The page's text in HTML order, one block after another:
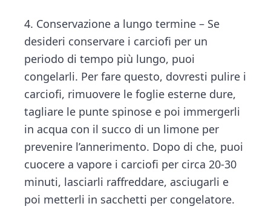
4. Conservazione a lungo termine – Se
desideri conservare i carciofi per un
periodo di tempo più lungo, puoi
congelarli. Per fare questo, dovresti pulire i
carciofi, rimuovere le foglie esterne dure,
tagliare le punte spinose e poi immergerli
in acqua con il succo di un limone per
prevenire l’annerimento. Dopo di che, puoi
cuocere a vapore i carciofi per circa 20-30
minuti, lasciarli raffreddare, asciugarli e
poi metterli in sacchetti per congelatore.